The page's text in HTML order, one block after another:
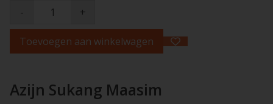
-
+
Toevoegen aan winkelwagen
Azijn Sukang Maasim